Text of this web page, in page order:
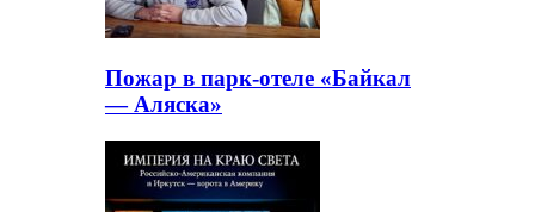
Пожар в парк-отеле «Байкал
— Аляска»